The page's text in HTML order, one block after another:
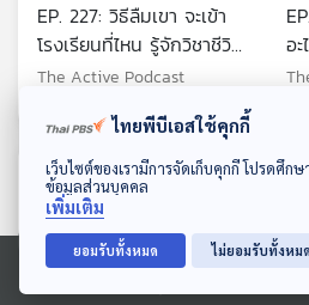
ดาวน์โหลด Thai PBS Podcast Application
Ⓒ 2020 องค์การกระจายเสียงและแพร่ภาพสาธารณะแห่งประ
EP. 227: วิธีลืมเขา จะเข้า
โรงเรียนที่ไหน รู้จักวิชาชีวิต
จิตวิทยาความรัก
The Active Podcast
อ
ค
ตอนที่เกี่ยวข้อง
ไทยพีบีเอสใช้คุกกี้
เว็บไซต์ของเรามีการจัดเก็บคุกกี้ โปรดศึก
ข้อมูลส่วนบุคคล
เพิ่มเติม
ยอมรับทั้งหมด ไม่ยอมรับทั้งหมด